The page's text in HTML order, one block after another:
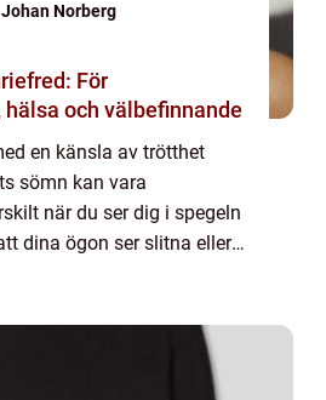
Johan Norberg
För
och välbefinnande
en känsla av trötthet
sömn kan vara
när du ser dig i spegeln
dina ögon ser slitna eller